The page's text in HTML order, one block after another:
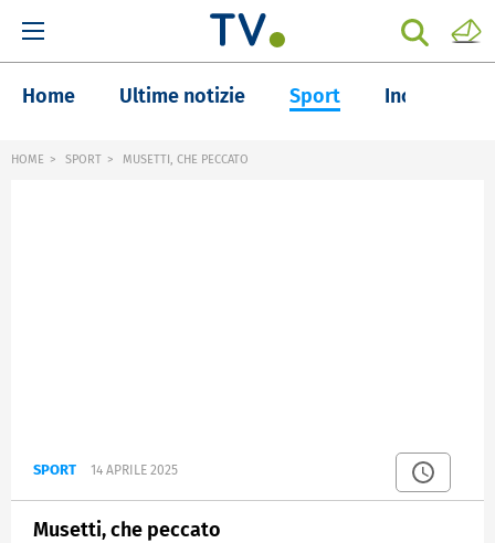
Home Ultime notizie Sport Inchieste
HOME SPORT MUSETTI, CHE PECCATO
SPORT 14 APRILE 2025
Musetti, che peccato